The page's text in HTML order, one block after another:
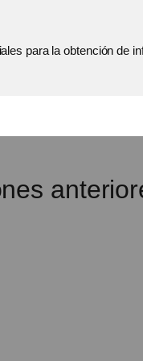
para la obtención de